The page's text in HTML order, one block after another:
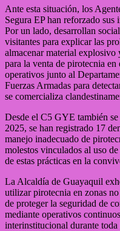
Ante esta situación, los
Segura EP han reforzado sus
Por un lado, desarrollan
visitantes para explicar las
almacenar material explosivo
para la venta de pirotecnia en
operativos junto al
Fuerzas Armadas para
se comercializa
Desde el C5 GYE también
2025, se han registrado 17
manejo inadecuado de
molestos vinculados al uso
de estas prácticas en la
La Alcaldía de Guayaquil
utilizar pirotecnia en zonas
de proteger la seguridad de
mediante operativos
interinstitucional durante